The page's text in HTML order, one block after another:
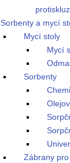
Sorbenty a mycí
Mycí stoly
Mycí
Sorbenty
Zábrany